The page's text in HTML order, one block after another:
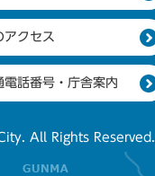
アクセス
電話番号・庁舎案内
All Rights Reserved.